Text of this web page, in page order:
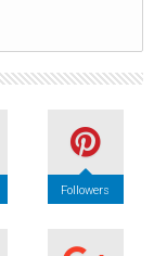
Followers